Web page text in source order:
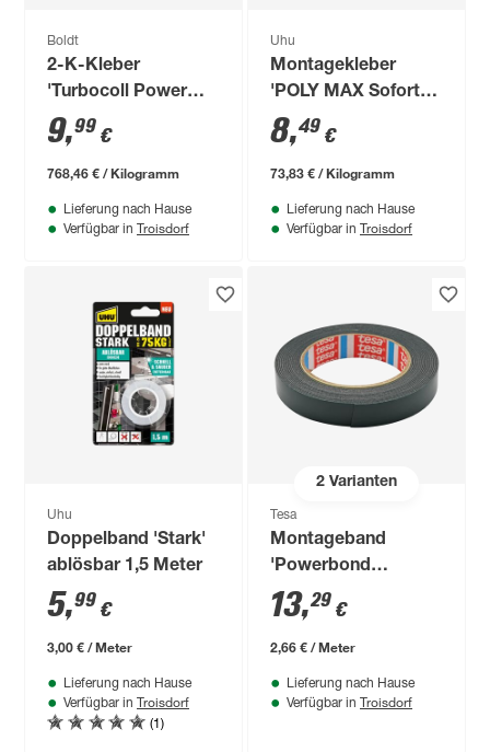
Boldt
2-K-Kleber
'Turbocoll Power
TurboMIX' 12,5 g
9,99 €
768,46 € / Kilogramm
Lieferung nach Hause
Verfügbar in Troisdorf
Uhu
Montagekleber
'POLY MAX Sofort
Power' transparent
115 g
8,49 €
73,83 € / Kilogramm
Lieferung nach Hause
Verfügbar in Troisdorf
Uhu
Doppelband 'Stark'
ablösbar 1,5 Meter
5,99 €
3,00 € / Meter
Lieferung nach Hause
Verfügbar in Troisdorf
(1)
2Varianten
Tesa
Montageband
'Powerbond
Outdoor' 5 m
13,29 €
2,66 € / Meter
Lieferung nach Hause
Verfügbar in Troisdorf